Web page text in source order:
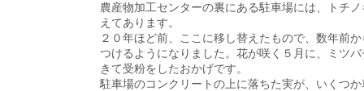
農産物加工センターの裏にある駐車場には、トチ
えてあります。
２０年ほど前、ここに移し替えたもので、数年前
つけるようになりました。花が咲く５月に、ミツ
きて受粉をしたおかげです。
駐車場のコンクリートの上に落ちた実が、いくつ